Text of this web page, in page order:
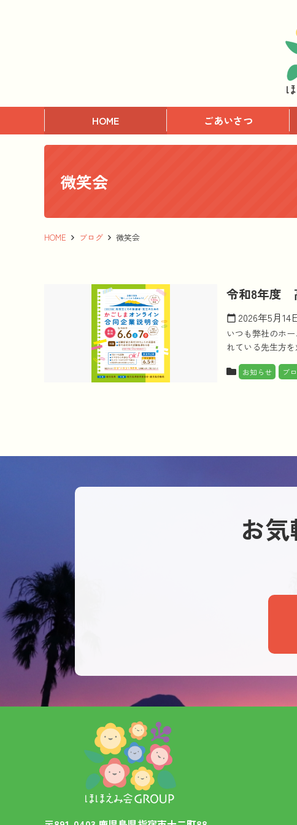
HOME ごあいさつ
微笑会
HOME ブログ 微笑会
令和8年度
calendar_today 2026年5月14
いつも弊社のホ
れている先生方
お知らせ ブ
お